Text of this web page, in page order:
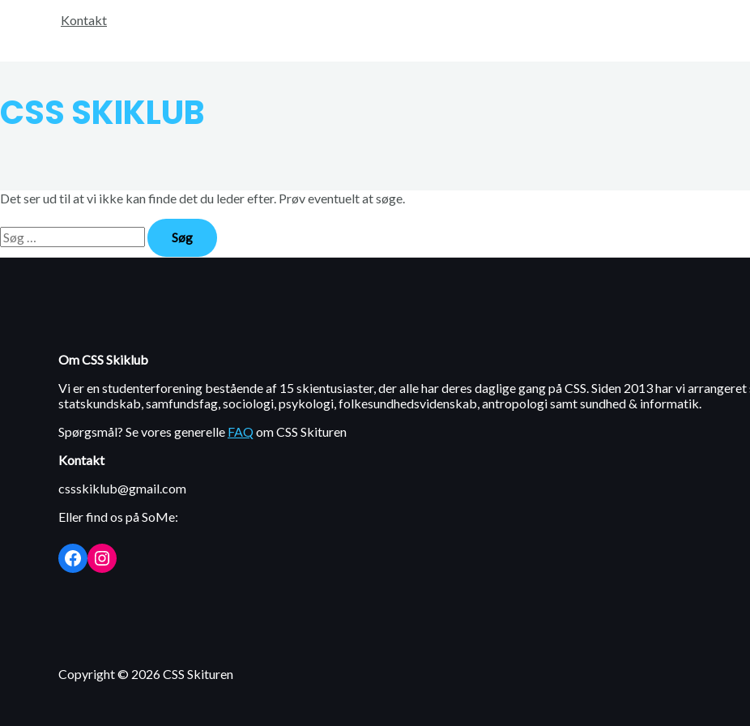
Kontakt
CSS SKIKLUB
Det ser ud til at vi ikke kan finde det du leder efter. Prøv eventuelt at søge.
Søg
efter:
Om CSS Skiklub
Vi er en studenterforening bestående af 15 skientusiaster, der alle har deres daglige gang på CSS. Siden 2013 har vi
statskundskab, samfundsfag, sociologi, psykologi, folkesundhedsvidenskab, antropologi samt sundhed & informatik.
Spørgsmål? Se vores generelle FAQom CSS Skituren
Kontakt
cssskiklub@gmail.com
Eller find os på SoMe:
Facebook
Instagram
Copyright © 2026 CSS Skituren